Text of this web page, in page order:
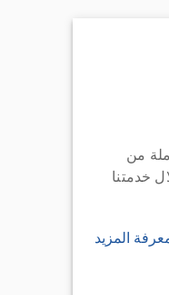
من
خدمتنا
المزيد